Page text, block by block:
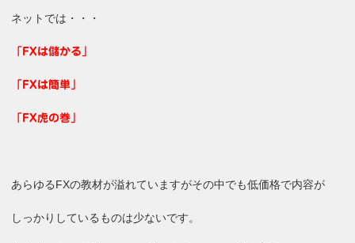
ネットでは・・・
「FXは儲かる」
「FXは簡単」
「FX虎の巻」
あらゆるFXの教材が溢れていますがその中でも低価格で内容が
しっかりしているものは少ないです。